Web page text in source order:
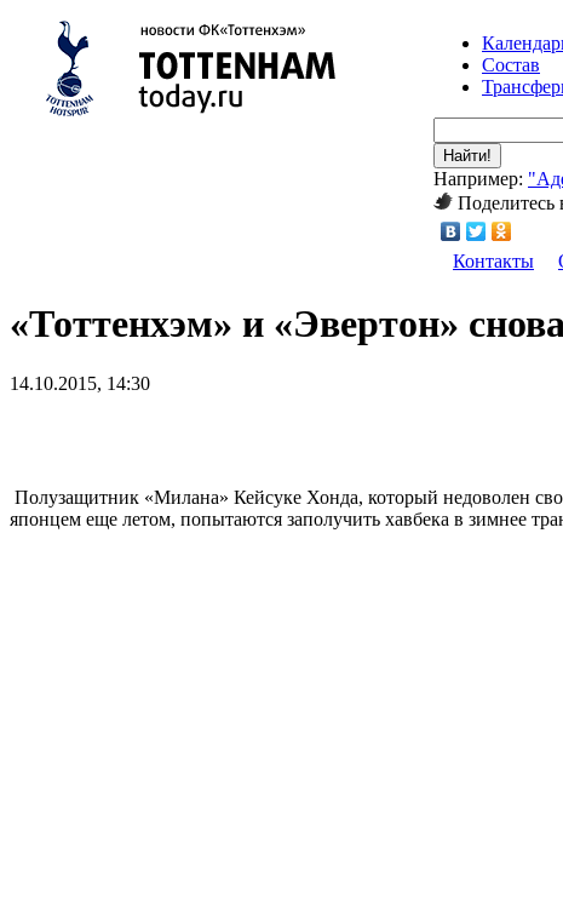
Состав
Найти!
Например:
Поделитесь
Контакты
«Тоттенхэм» и «Эвертон»
14.10.2015, 14:30
Полузащитник «Милана» Кейсуке Хонда, который недоволен
японцем еще летом, попытаются заполучить хавбека в зимнее